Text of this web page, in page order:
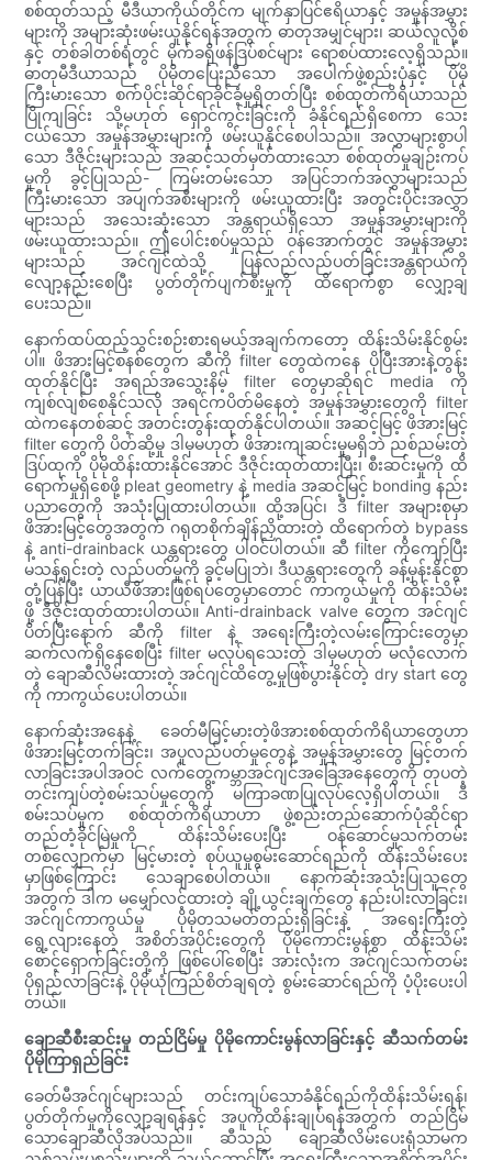
စစ်ထုတ်သည့် မီဒီယာကိုယ်တိုင်က မျက်နှာပြင်ဧရိယာနှင့် အမှုန်အမွှား
များကို အများဆုံးဖမ်းယူနိုင်ရန်အတွက် ဓာတုအမျှင်များ၊ ဆယ်လူလို့စ်
နှင့် တစ်ခါတစ်ရံတွင် မိုက်ခရိုဖန်ဒြပ်စင်များ ရောစပ်ထားလေ့ရှိသည်။
ဓာတုမီဒီယာသည် ပိုမိုတပြေးညီသော အပေါက်ဖွဲ့စည်းပုံနှင့် ပိုမို
ကြီးမားသော စက်ပိုင်းဆိုင်ရာခိုင်ခံ့မှုရှိတတ်ပြီး စစ်ထုတ်ကိရိယာသည်
ပြိုကျခြင်း သို့မဟုတ် ရှောင်ကွင်းခြင်းကို ခံနိုင်ရည်ရှိစေကာ သေး
ငယ်သော အမှုန်အမွှားများကို ဖမ်းယူနိုင်စေပါသည်။ အလွှာများစွာပါ
သော ဒီဇိုင်းများသည် အဆင့်သတ်မှတ်ထားသော စစ်ထုတ်မှုချဉ်းကပ်
မှုကို ခွင့်ပြုသည်- ကြမ်းတမ်းသော အပြင်ဘက်အလွှာများသည်
ကြီးမားသော အပျက်အစီးများကို ဖမ်းယူထားပြီး အတွင်းပိုင်းအလွှာ
များသည် အသေးဆုံးသော အန္တရာယ်ရှိသော အမှုန်အမွှားများကို
ဖမ်းယူထားသည်။ ဤပေါင်းစပ်မှုသည် ဝန်အောက်တွင် အမှုန်အမွှား
များသည် အင်ဂျင်ထဲသို့ ပြန်လည်လည်ပတ်ခြင်းအန္တရာယ်ကို
လျော့နည်းစေပြီး ပွတ်တိုက်ပျက်စီးမှုကို ထိရောက်စွာ လျှော့ချ
ပေးသည်။
နောက်ထပ်ထည့်သွင်းစဉ်းစားရမယ့်အချက်ကတော့ ထိန်းသိမ်းနိုင်စွမ်း
ပါ။ ဖိအားမြင့်စနစ်တွေက ဆီကို filter တွေထဲကနေ ပိုပြီးအားနဲ့တွန်း
ထုတ်နိုင်ပြီး အရည်အသွေးနိမ့် filter တွေမှာဆိုရင် media ကို
ကျစ်လျစ်စေနိုင်သလို အရင်ကပိတ်မိနေတဲ့ အမှုန်အမွှားတွေကို filter
ထဲကနေတစ်ဆင့် အတင်းတွန်းထုတ်နိုင်ပါတယ်။ အဆင့်မြင့် ဖိအားမြင့်
filter တွေကို ပိတ်ဆို့မှု ဒါမှမဟုတ် ဖိအားကျဆင်းမှုမရှိဘဲ ညစ်ညမ်းတဲ့
ဒြပ်ထုကို ပိုမိုထိန်းထားနိုင်အောင် ဒီဇိုင်းထုတ်ထားပြီး၊ စီးဆင်းမှုကို ထိ
ရောက်မှုရှိစေဖို့ pleat geometry နဲ့ media အဆင့်မြင့် bonding နည်း
ပညာတွေကို အသုံးပြုထားပါတယ်။ ထို့အပြင်၊ ဒီ filter အများစုမှာ
ဖိအားမြင့်တွေအတွက် ဂရုတစိုက်ချိန်ညှိထားတဲ့ ထိရောက်တဲ့ bypass
နဲ့ anti-drainback ယန္တရားတွေ ပါဝင်ပါတယ်။ ဆီ filter ကိုကျော်ပြီး
မသန့်ရှင်းတဲ့ လည်ပတ်မှုကို ခွင့်မပြုဘဲ၊ ဒီယန္တရားတွေကို ခန့်မှန်းနိုင်စွာ
တုံ့ပြန်ပြီး ယာယီဖိအားဖြစ်ရပ်တွေမှာတောင် ကာကွယ်မှုကို ထိန်းသိမ်း
ဖို့ ဒီဇိုင်းထုတ်ထားပါတယ်။ Anti-drainback valve တွေက အင်ဂျင်
ပိတ်ပြီးနောက် ဆီကို filter နဲ့ အရေးကြီးတဲ့လမ်းကြောင်းတွေမှာ
ဆက်လက်ရှိနေစေပြီး filter မလုပ်ရသေးတဲ့ ဒါမှမဟုတ် မလုံလောက်
တဲ့ ချောဆီလိမ်းထားတဲ့ အင်ဂျင်ထိတွေ့မှုဖြစ်ပွားနိုင်တဲ့ dry start တွေ
ကို ကာကွယ်ပေးပါတယ်။
နောက်ဆုံးအနေနဲ့ ခေတ်မီမြင့်မားတဲ့ဖိအားစစ်ထုတ်ကိရိယာတွေဟာ
ဖိအားမြင့်တက်ခြင်း၊ အပူလည်ပတ်မှုတွေနဲ့ အမှုန်အမွှားတွေ မြင့်တက်
လာခြင်းအပါအဝင် လက်တွေ့ကမ္ဘာအင်ဂျင်အခြေအနေတွေကို တုပတဲ့
တင်းကျပ်တဲ့စမ်းသပ်မှုတွေကို မကြာခဏပြုလုပ်လေ့ရှိပါတယ်။ ဒီ
စမ်းသပ်မှုက စစ်ထုတ်ကိရိယာဟာ ဖွဲ့စည်းတည်ဆောက်ပုံဆိုင်ရာ
တည်တံ့ခိုင်မြဲမှုကို ထိန်းသိမ်းပေးပြီး ဝန်ဆောင်မှုသက်တမ်း
တစ်လျှောက်မှာ မြင့်မားတဲ့ စုပ်ယူမှုစွမ်းဆောင်ရည်ကို ထိန်းသိမ်းပေး
မှာဖြစ်ကြောင်း သေချာစေပါတယ်။ နောက်ဆုံးအသုံးပြုသူတွေ
အတွက် ဒါက မမျှော်လင့်ထားတဲ့ ချို့ယွင်းချက်တွေ နည်းပါးလာခြင်း၊
အင်ဂျင်ကာကွယ်မှု ပိုမိုတသမတ်တည်းရှိခြင်းနဲ့ အရေးကြီးတဲ့
ရွေ့လျားနေတဲ့ အစိတ်အပိုင်းတွေကို ပိုမိုကောင်းမွန်စွာ ထိန်းသိမ်း
စောင့်ရှောက်ခြင်းတို့ကို ဖြစ်ပေါ်စေပြီး အားလုံးက အင်ဂျင်သက်တမ်း
ပိုရှည်လာခြင်းနဲ့ ပိုမိုယုံကြည်စိတ်ချရတဲ့ စွမ်းဆောင်ရည်ကို ပံ့ပိုးပေးပါ
တယ်။
ချောဆီစီးဆင်းမှု တည်ငြိမ်မှု ပိုမိုကောင်းမွန်လာခြင်းနှင့် ဆီသက်တမ်း
ပိုမိုကြာရှည်ခြင်း
ခေတ်မီအင်ဂျင်များသည် တင်းကျပ်သောခံနိုင်ရည်ကိုထိန်းသိမ်းရန်၊
ပွတ်တိုက်မှုကိုလျှော့ချရန်နှင့် အပူကိုထိန်းချုပ်ရန်အတွက် တည်ငြိမ်
သောချောဆီလိုအပ်သည်။ ဆီသည် ချောဆီလိမ်းပေးရုံသာမက